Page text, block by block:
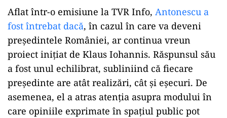
Aflat într-o emisiune la TVR Info, Antonescu a
fost întrebat dacă, în cazul în care va deveni
preşedintele României, ar continua vreun
proiect iniţiat de Klaus Iohannis. Răspunsul său
a fost unul echilibrat, subliniind că fiecare
preşedinte are atât realizări, cât şi eşecuri. De
asemenea, el a atras atenţia asupra modului în
care opiniile exprimate în spaţiul public pot